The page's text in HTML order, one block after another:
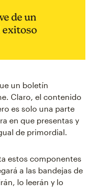
de un
un boletín
Claro, el contenido
es solo una parte
en que presentas y
de primordial.
estos componentes
a las bandejas de
lo leerán y lo